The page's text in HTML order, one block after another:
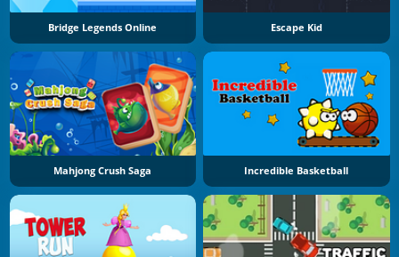
Bridge Legends Online Escape Kid
Mahjong Crush Saga Incredible Basketball